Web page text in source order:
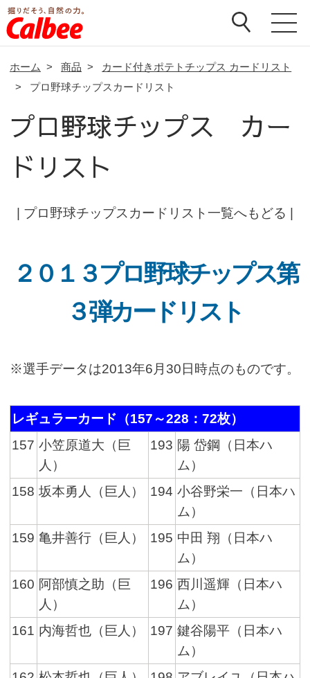
ホーム > 商品 >
カード付きポテトチップス カードリスト
>
プロ野球チップスカードリスト
プロ野球チップス カー
ドリスト
プロ野球チップスカードリスト一覧へもどる
２０１３プロ野球チップス第
３弾カードリスト
※選手データは2013年6月30日時点のものです。
レギュラーカード（157～228：72枚）
157 小笠原道大（巨
人）
193 陽 岱鋼（日本ハ
ム）
158 坂本勇人（巨人） 194 小谷野栄一（日本ハ
ム）
159 亀井善行（巨人） 195 中田 翔（日本ハ
ム）
160 阿部慎之助（巨
人）
196 西川遥輝（日本ハ
ム）
161 内海哲也（巨人） 197 鍵谷陽平（日本ハ
ム）